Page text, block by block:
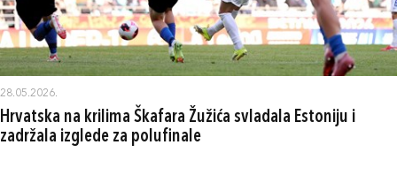
28.05.2026.
Hrvatska na krilima Škafara Žužića svladala Estoniju i
zadržala izglede za polufinale